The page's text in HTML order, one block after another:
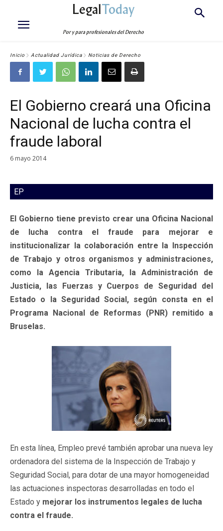
LegalToday
Por y para profesionales del Derecho
Inicio Actualidad Jurídica Noticias de Derecho
El Gobierno creará una Oficina
Nacional de lucha contra el
fraude laboral
6 mayo 2014
EP
El Gobierno tiene previsto crear una Oficina Nacional
de lucha contra el fraude para mejorar e
institucionalizar la colaboración entre la Inspección
de Trabajo y otros organismos y administraciones,
como la Agencia Tributaria, la Administración de
Justicia, las Fuerzas y Cuerpos de Seguridad del
Estado o la Seguridad Social, según consta en el
Programa Nacional de Reformas (PNR) remitido a
Bruselas.
En esta línea, Empleo prevé también aprobar una nueva ley
ordenadora del sistema de la Inspección de Trabajo y
Seguridad Social, para dotar de una mayor homogeneidad
las actuaciones inspectoras desarrolladas en todo el
Estado y mejorar los instrumentos legales de lucha
contra el fraude.